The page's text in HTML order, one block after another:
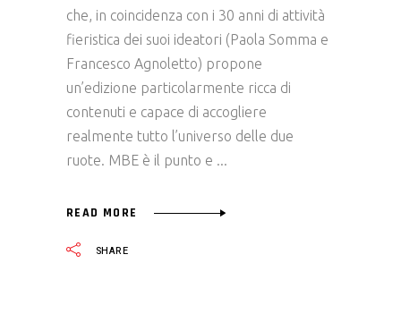
che, in coincidenza con i 30 anni di attività
fieristica dei suoi ideatori (Paola Somma e
Francesco Agnoletto) propone
un’edizione particolarmente ricca di
contenuti e capace di accogliere
realmente tutto l’universo delle due
ruote. MBE è il punto e
READ MORE
SHARE